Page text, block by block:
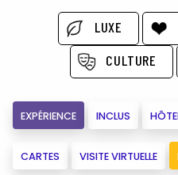
LUXE
CULTURE
EXPÉRIENCE INCLUS
CARTES VISITE VIRTUELLE